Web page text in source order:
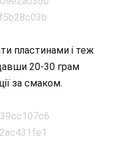
пластинами і теж
20-30 грам
за смаком.